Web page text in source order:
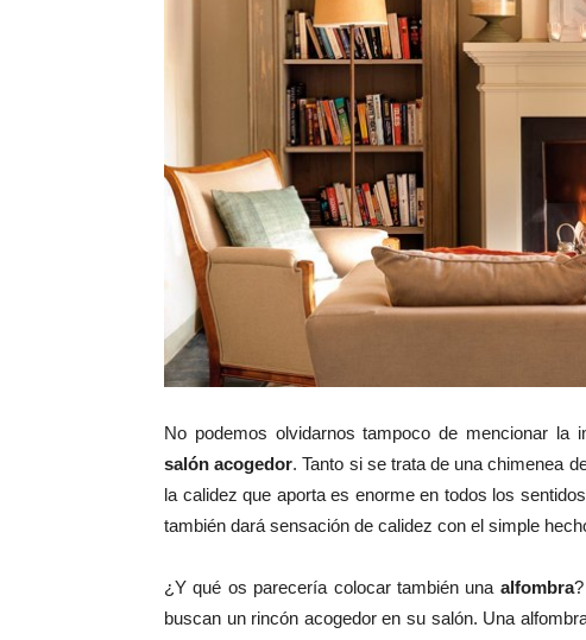
No podemos olvidarnos tampoco de mencionar la
salón acogedor. Tanto si se trata de una chimenea
la calidez que aporta es enorme en todos los
también dará sensación de calidez con el simple
¿Y qué os parecería colocar también una alfombra
buscan un rincón acogedor en su salón. Una